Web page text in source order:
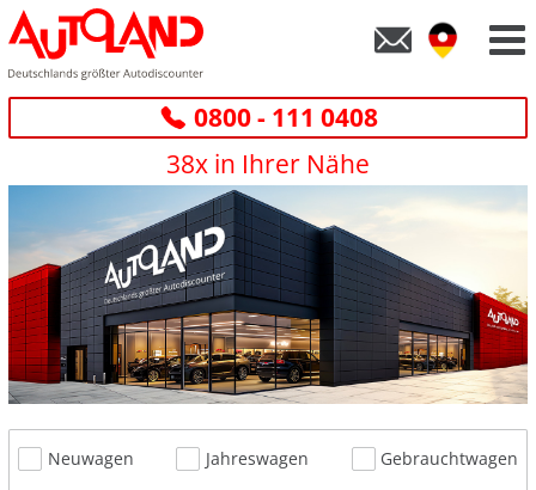
0800 - 111 0408
38x in Ihrer Nähe
Neuwagen Jahreswagen
Gebrauchtwagen